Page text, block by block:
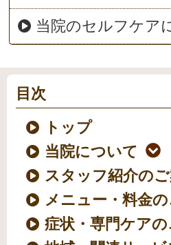
当院のセルフケア
目次
トップ
当院について
スタッフ紹介の
メニュー・料金
症状・専門ケアの